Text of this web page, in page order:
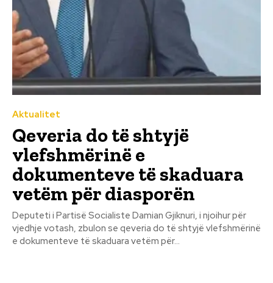
Aktualitet
Qeveria do të shtyjë
vlefshmërinë e
dokumenteve të skaduara
vetëm për diasporën
Deputeti i Partisë Socialiste Damian Gjiknuri, i njoihur për
vjedhje votash, zbulon se qeveria do të shtyjë vlefshmërinë
e dokumenteve të skaduara vetëm për...